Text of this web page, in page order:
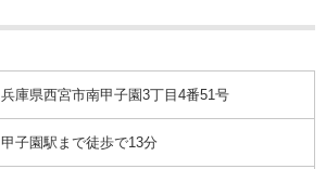
兵庫県西宮市南甲子園3丁目4番51号
甲子園駅まで徒歩で13分